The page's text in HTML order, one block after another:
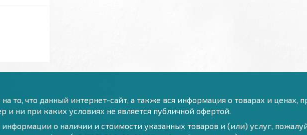
то, что данный интернет-сайт, а также вся информация о товарах и ценах,
и ни при каких условиях не является публичной офертой.
о наличии и стоимости указанных товаров и (или) услуг,